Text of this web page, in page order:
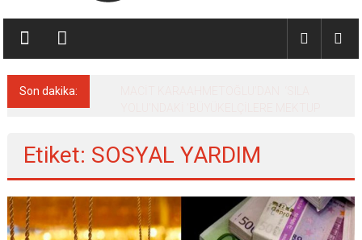
Son dakika:
Etiket: SOSYAL YARDIM